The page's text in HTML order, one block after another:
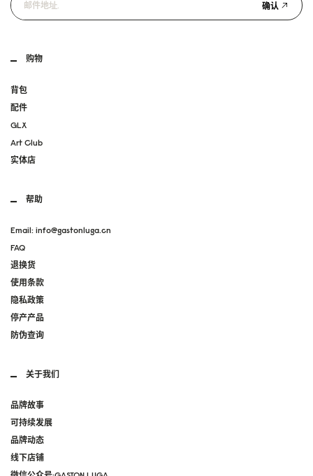
购物
背包
配件
GLX
Art Club
实体店
帮助
Email: info@gastonluga.cn
FAQ
退换货
使用条款
隐私政策
停产产品
防伪查询
关于我们
品牌故事
可持续发展
品牌动态
线下店铺
确认